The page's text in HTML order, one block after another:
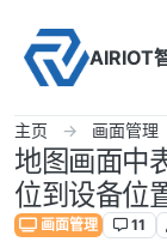
AIRIOT
主页 画面管理
地图画面中
位到设备位
画面管理 11